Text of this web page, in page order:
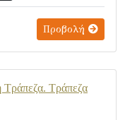
Προβολή
Τράπεζα. Τράπεζα